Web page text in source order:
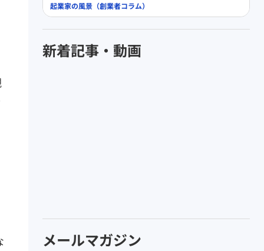
起業家の風景（創業者コラム）
新着記事・動画
メールマガジン